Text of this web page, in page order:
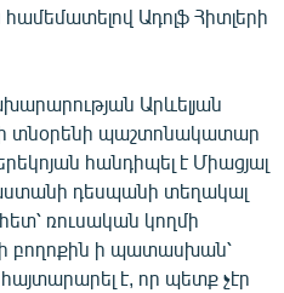
Ադոլֆ Հիտլերի
Արևելյան
տնօրենի պաշտոնակատար
հանդիպել է Միացյալ
դեսպանի տեղակալ
ռուսական կողմի
բողոքին ի պատասխան՝
է, որ պետք չէր